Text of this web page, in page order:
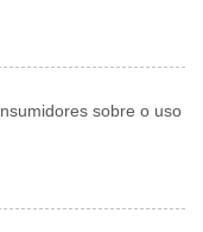
sobre o uso